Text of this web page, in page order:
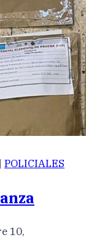
| POLICIALES
10,